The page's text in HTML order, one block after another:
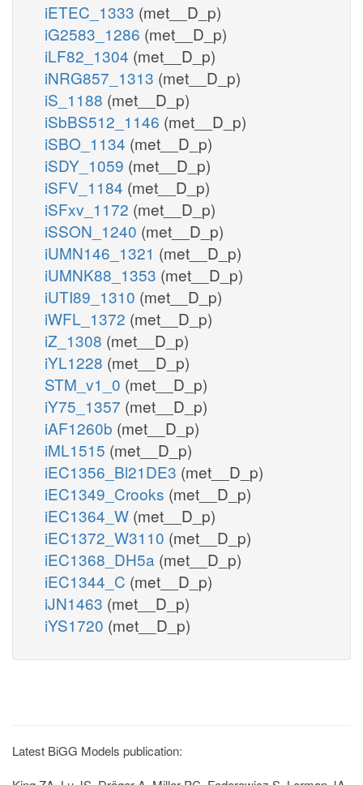
iETEC_1333 (met__D_p)
iG2583_1286 (met__D_p)
iLF82_1304 (met__D_p)
iNRG857_1313 (met__D_p)
iS_1188 (met__D_p)
iSbBS512_1146 (met__D_p)
iSBO_1134 (met__D_p)
iSDY_1059 (met__D_p)
iSFV_1184 (met__D_p)
iSFxv_1172 (met__D_p)
iSSON_1240 (met__D_p)
iUMN146_1321 (met__D_p)
iUMNK88_1353 (met__D_p)
iUTI89_1310 (met__D_p)
iWFL_1372 (met__D_p)
iZ_1308 (met__D_p)
iYL1228 (met__D_p)
STM_v1_0 (met__D_p)
iY75_1357 (met__D_p)
iAF1260b (met__D_p)
iML1515 (met__D_p)
iEC1356_Bl21DE3 (met__D_p)
iEC1349_Crooks (met__D_p)
iEC1364_W (met__D_p)
iEC1372_W3110 (met__D_p)
iEC1368_DH5a (met__D_p)
iEC1344_C (met__D_p)
iJN1463 (met__D_p)
iYS1720 (met__D_p)
Latest BiGG Models publication: